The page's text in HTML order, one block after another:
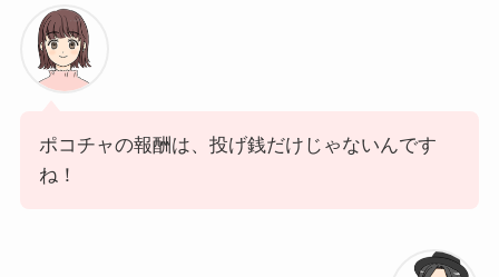
ポコチャの報酬は、投げ銭だけじゃないんです
ね！